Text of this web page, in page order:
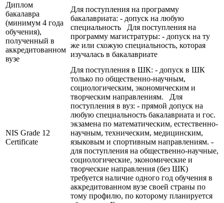
Диплом
бакалавра
(минимум 4 года
обучения),
полученный в
аккредитованном
вузе
Для поступления на программу
бакалавриата: - допуск на любую
специальность Для поступления на
программу магистратуры: - допуск на ту
же или схожую специальность, которая
изучалась в бакалавриате
NIS Grade 12
Certificate
Для поступления в ШК: - допуск в ШК
только по общественно-научным,
социологическим, экономическим и
творческим направлениям. Для
поступления в вуз: - прямой допуск на
любую специальность бакалавриата и гос.
экзамена по математическим, естественно-
научным, техническим, медицинским,
языковым и спортивным направлениям. -
для поступления на общественно-научные,
социологические, экономические и
творческие направления (без ШК)
требуется наличие одного год обучения в
аккредитованном вузе своей страны по
тому профилю, по которому планируется